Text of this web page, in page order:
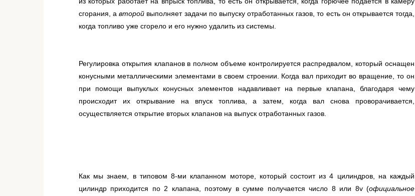
сгорания, авторой выполняет задачи по выпуску отработанных газов, то есть он открывается тогда,
когда топливо уже сгорело и его нужно удалить из системы.
Регулировка открытия клапанов в полном объеме контролируется распредвалом, который оснащен
конусными металлическими элементами в своем строении. Когда вал приходит во вращение, то он
при помощи выпуклых конусных элементов надавливает на первые клапана, благодаря чему
происходит их открывание на впуск топлива, а затем, когда вал снова проворачивается,
осуществляется открытие вторых клапанов на выпуск отработанных газов.
Как мы знаем, в типовом 8-ми клапанном моторе, который состоит из 4 цилиндров, на каждый
цилиндр приходится по 2 клапана, поэтому в сумме получается число 8 или 8v (официальное